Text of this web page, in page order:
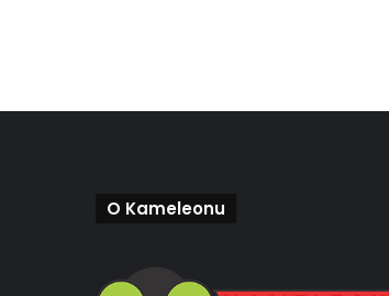
O Kameleonu